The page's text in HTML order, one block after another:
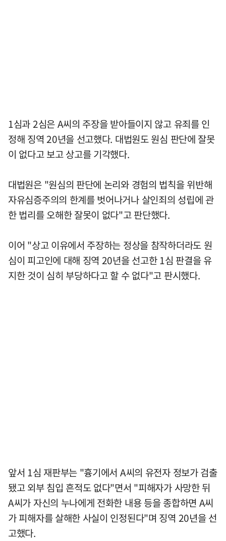
1심과 2심은 A씨의 주장을 받아들이지 않고 유죄를 인
정해 징역 20년을 선고했다. 대법원도 원심 판단에 잘못
이 없다고 보고 상고를 기각했다.
대법원은 "원심의 판단에 논리와 경험의 법칙을 위반해
자유심증주의의 한계를 벗어나거나 살인죄의 성립에 관
한 법리를 오해한 잘못이 없다"고 판단했다.
이어 "상고 이유에서 주장하는 정상을 참작하더라도 원
심이 피고인에 대해 징역 20년을 선고한 1심 판결을 유
지한 것이 심히 부당하다고 할 수 없다"고 판시했다.
앞서 1심 재판부는 "흉기에서 A씨의 유전자 정보가 검출
됐고 외부 침입 흔적도 없다"면서 "피해자가 사망한 뒤
A씨가 자신의 누나에게 전화한 내용 등을 종합하면 A씨
가 피해자를 살해한 사실이 인정된다"며 징역 20년을 선
고했다.